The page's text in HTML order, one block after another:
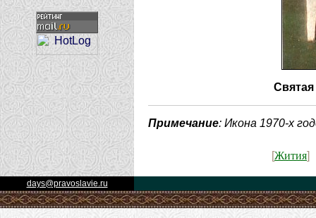
Примечание: Икона 1970-х
[Жития]
days@pravoslavie.ru